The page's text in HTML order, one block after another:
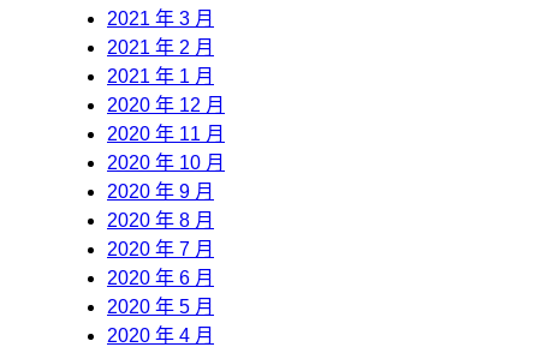
2021 年 3 月
2021 年 2 月
2021 年 1 月
2020 年 12 月
2020 年 11 月
2020 年 10 月
2020 年 9 月
2020 年 8 月
2020 年 7 月
2020 年 6 月
2020 年 5 月
2020 年 4 月